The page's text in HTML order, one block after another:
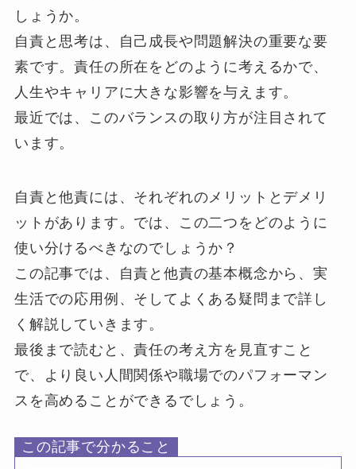
しょうか。
自責と思考は、自己成長や問題解決の重要な要
素です。責任の所在をどのように考えるかで、
人生やキャリアに大きな影響を与えます。
最近では、このバランスの取り方が注目されて
います。
自責と他責には、それぞれのメリットとデメリ
ットがあります。では、この二つをどのように
使い分けるべきなのでしょうか？
この記事では、自責と他責の基本概念から、実
生活での応用例、そしてよくある疑問まで詳し
く解説していきます。
最後まで読むと、責任の考え方を見直すこと
で、より良い人間関係や職場でのパフォーマン
スを高めることができるでしょう。
この記事で分かること